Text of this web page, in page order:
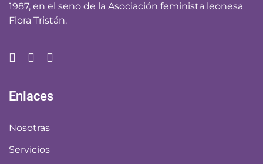
1987, en el seno de la Asociación feminista leonesa
Flora Tristán.
Enlaces
Nosotras
Servicios